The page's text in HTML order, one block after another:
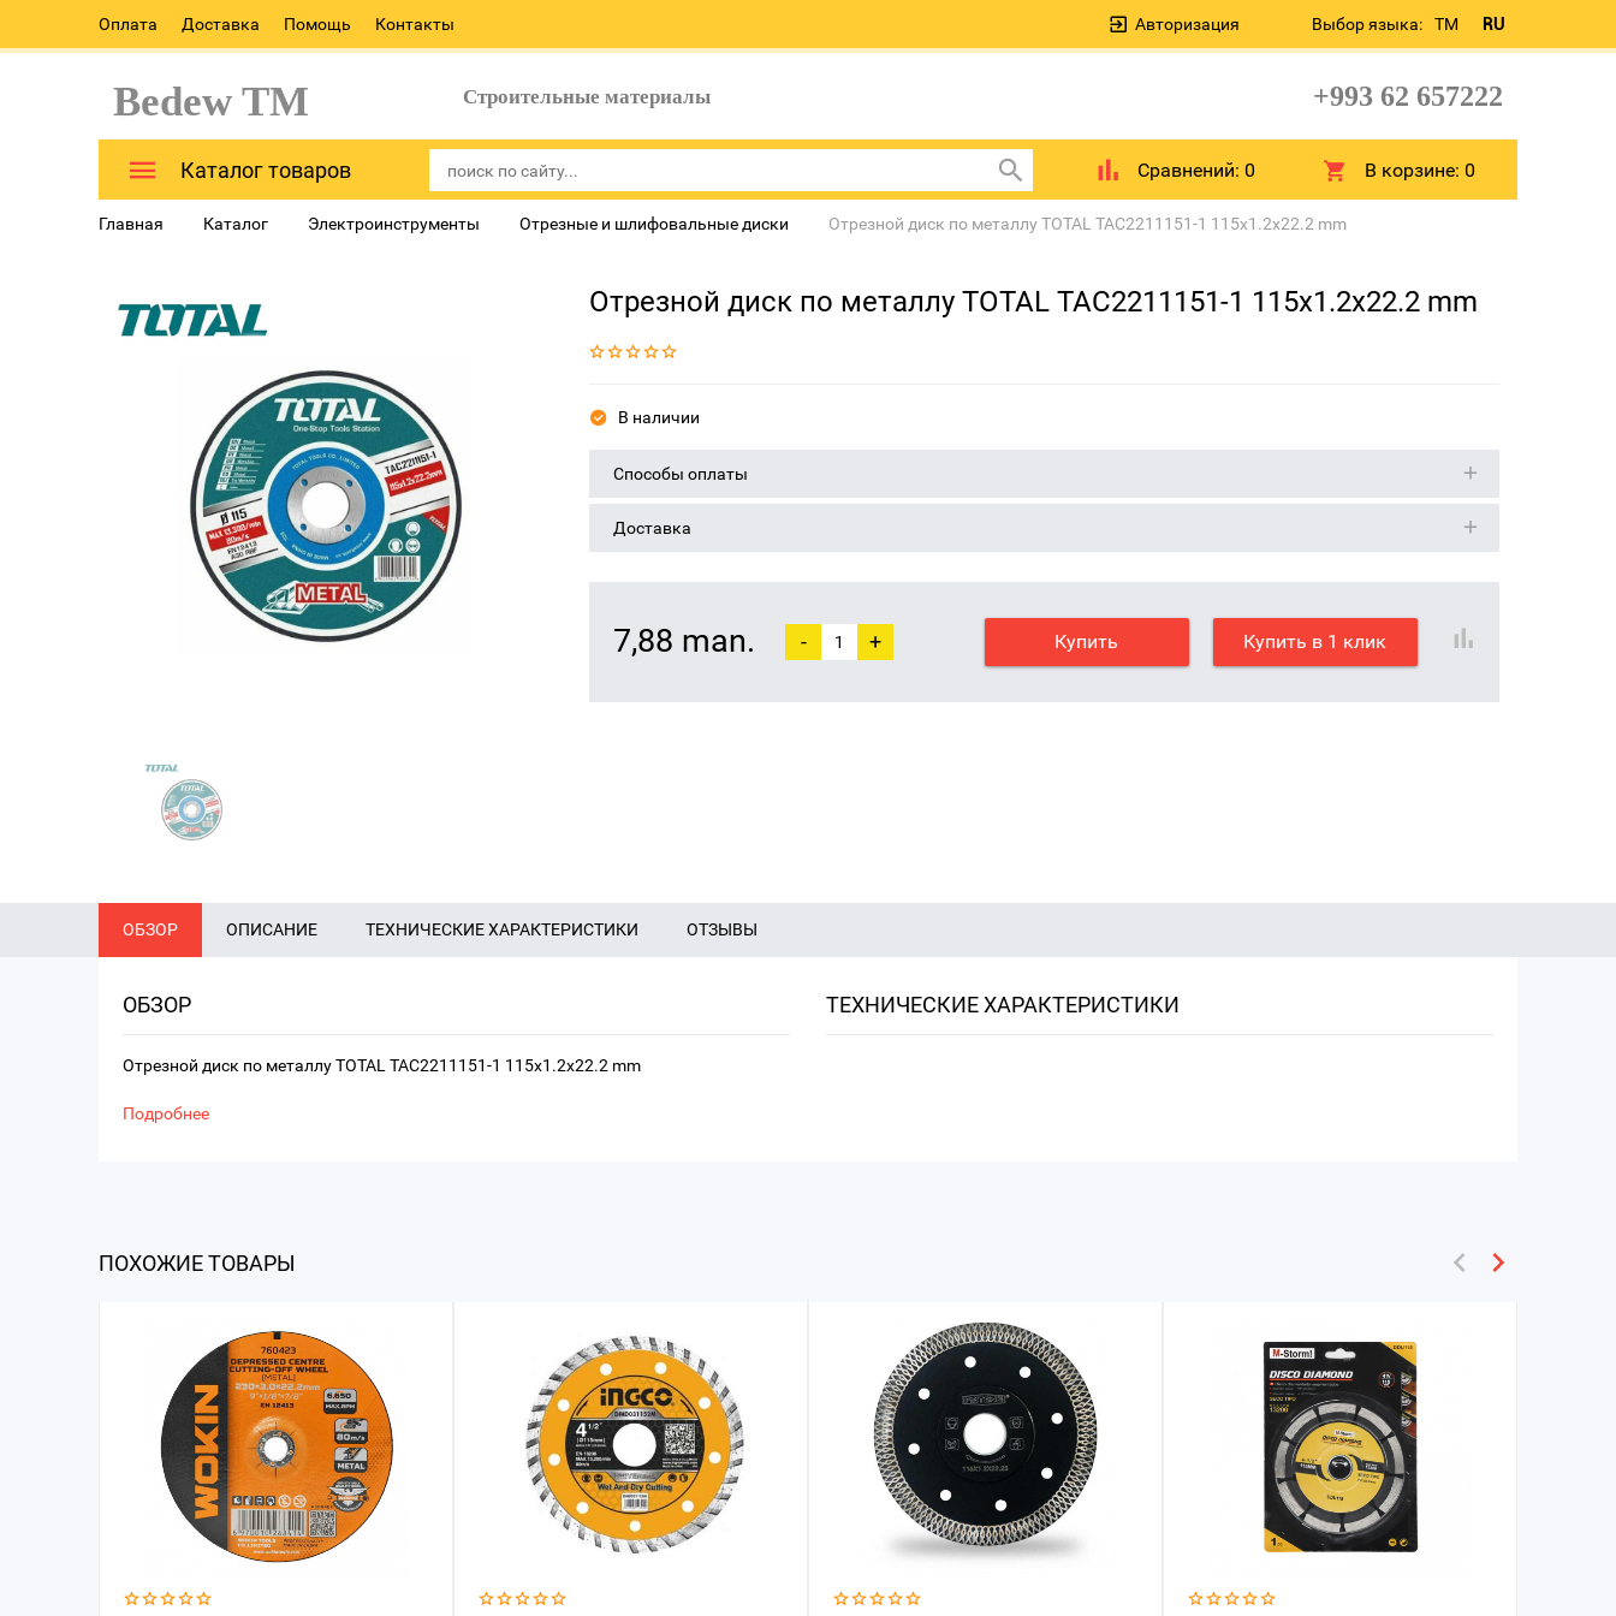
Оплата Доставка Помощь Контакты Выбор языка: TM RU
Авторизация
Bedew TM Строительные материалы +993 62 657222
Каталог товаров Сравнений: 0 В корзине:0
Главная Каталог Электроинструменты Отрезные и шлифовальные диски Отрезной диск по металлу TOTAL TAC2211151-1 115x1.2x22.2 mm
Отрезной диск по металлу TOTAL TAC2211151-1 115x1.2x22.2 mm
В наличии
Способы оплаты
Доставка
7,88 man. - + Купить Купить в 1 клик
ОБЗОР ОПИСАНИЕ ТЕХНИЧЕСКИЕ ХАРАКТЕРИСТИКИ ОТЗЫВЫ
ОБЗОР
Отрезной диск по металлу TOTAL TAC2211151-1 115x1.2x22.2 mm
Подробнее
ТЕХНИЧЕСКИЕ ХАРАКТЕРИСТИКИ
ПОХОЖИЕ ТОВАРЫ